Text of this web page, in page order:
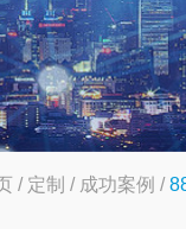
/ 定制 / 成功案例 /